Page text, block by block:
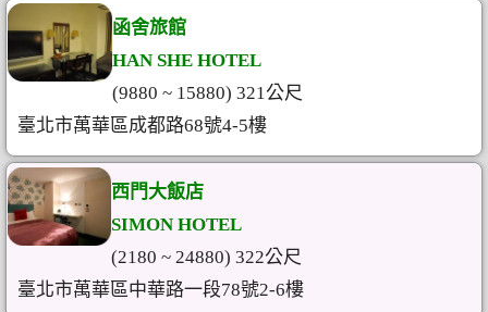
函舍旅館
HAN SHE HOTEL
(9880 ~ 15880) 321公尺
臺北市萬華區成都路68號4-5樓
西門大飯店
SIMON HOTEL
(2180 ~ 24880) 322公尺
臺北市萬華區中華路一段78號2-6樓